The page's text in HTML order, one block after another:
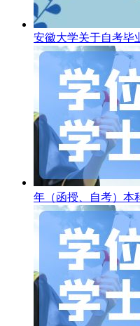
安徽大学关于自考毕
年（函授、自考）本